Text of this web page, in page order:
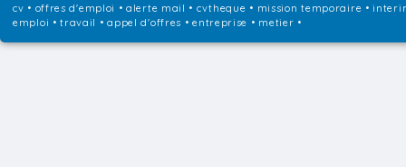
cv • offres d'emploi • alerte mail • cvtheque • mission temporaire •
emploi • travail • appel d'offres • entreprise • metier •